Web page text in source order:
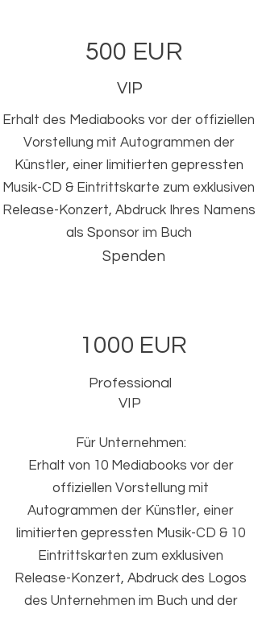
500 EUR
VIP
Erhalt des Mediabooks vor der offiziellen
Vorstellung mit Autogrammen der
Künstler, einer limitierten gepressten
Musik-CD & Eintrittskarte zum exklusiven
Release-Konzert, Abdruck Ihres Namens
als Sponsor im Buch
Spenden
1000 EUR
Professional
VIP
Für Unternehmen:
Erhalt von 10 Mediabooks vor der
offiziellen Vorstellung mit
Autogrammen der Künstler, einer
limitierten gepressten Musik-CD & 10
Eintrittskarten zum exklusiven
Release-Konzert, Abdruck des Logos
des Unternehmen im Buch und der